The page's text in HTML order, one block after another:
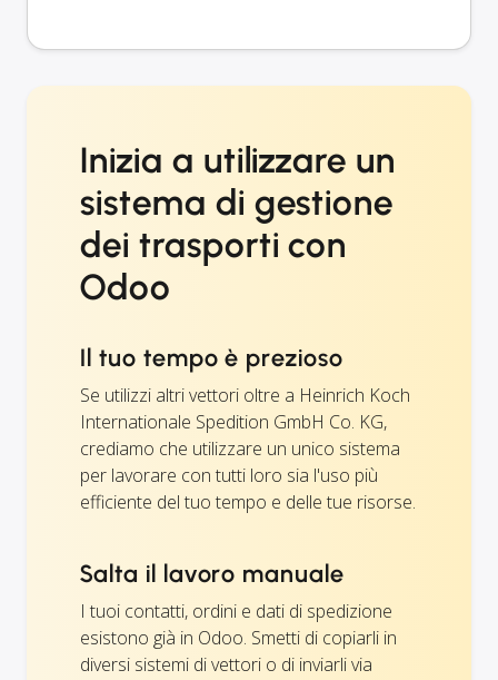
Inizia a utilizzare un
sistema di gestione
dei trasporti con
Odoo
Il tuo tempo è prezioso
Se utilizzi altri vettori oltre a Heinrich Koch
Internationale Spedition GmbH Co. KG,
crediamo che utilizzare un unico sistema
per lavorare con tutti loro sia l'uso più
efficiente del tuo tempo e delle tue risorse.
Salta il lavoro manuale
I tuoi contatti, ordini e dati di spedizione
esistono già in Odoo. Smetti di copiarli in
diversi sistemi di vettori o di inviarli via